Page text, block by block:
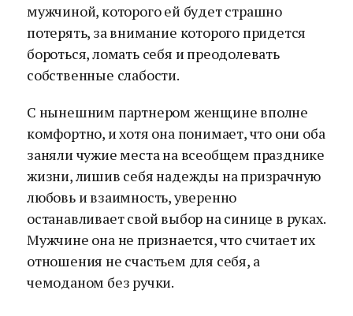
мужчиной, которого ей будет страшно
потерять, за внимание которого придется
бороться, ломать себя и преодолевать
собственные слабости.
С нынешним партнером женщине вполне
комфортно, и хотя она понимает, что они оба
заняли чужие места на всеобщем празднике
жизни, лишив себя надежды на призрачную
любовь и взаимность, уверенно
останавливает свой выбор на синице в руках.
Мужчине она не признается, что считает их
отношения не счастьем для себя, а
чемоданом без ручки.